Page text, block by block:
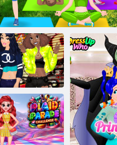
Elsa mandala
Principessa Yoga
Principessa
Cash Me
Outside